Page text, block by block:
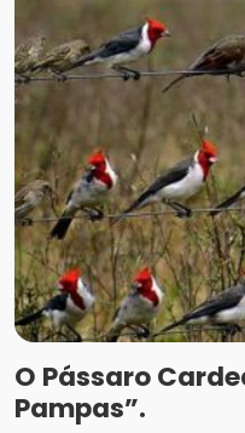
O Pássaro
Pampas”.